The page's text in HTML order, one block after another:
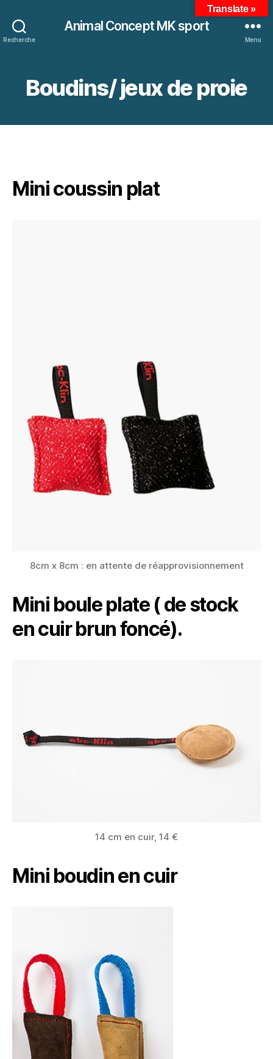
Recherche
Animal Concept MK sport
Menu
Boudins/ jeux de proie
Mini coussin plat
8cm x 8cm : en attente de réapprovisionnement
Mini boule plate ( de stock
en cuir brun foncé).
14 cm en cuir, 14 €
Mini boudin en cuir
Translate »